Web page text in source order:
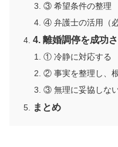
③ 希望条件の整理
④ 弁護士の活用（必
4. 離婚調停を成功
① 冷静に対応する
② 事実を整理し、
③ 無理に妥協しな
まとめ